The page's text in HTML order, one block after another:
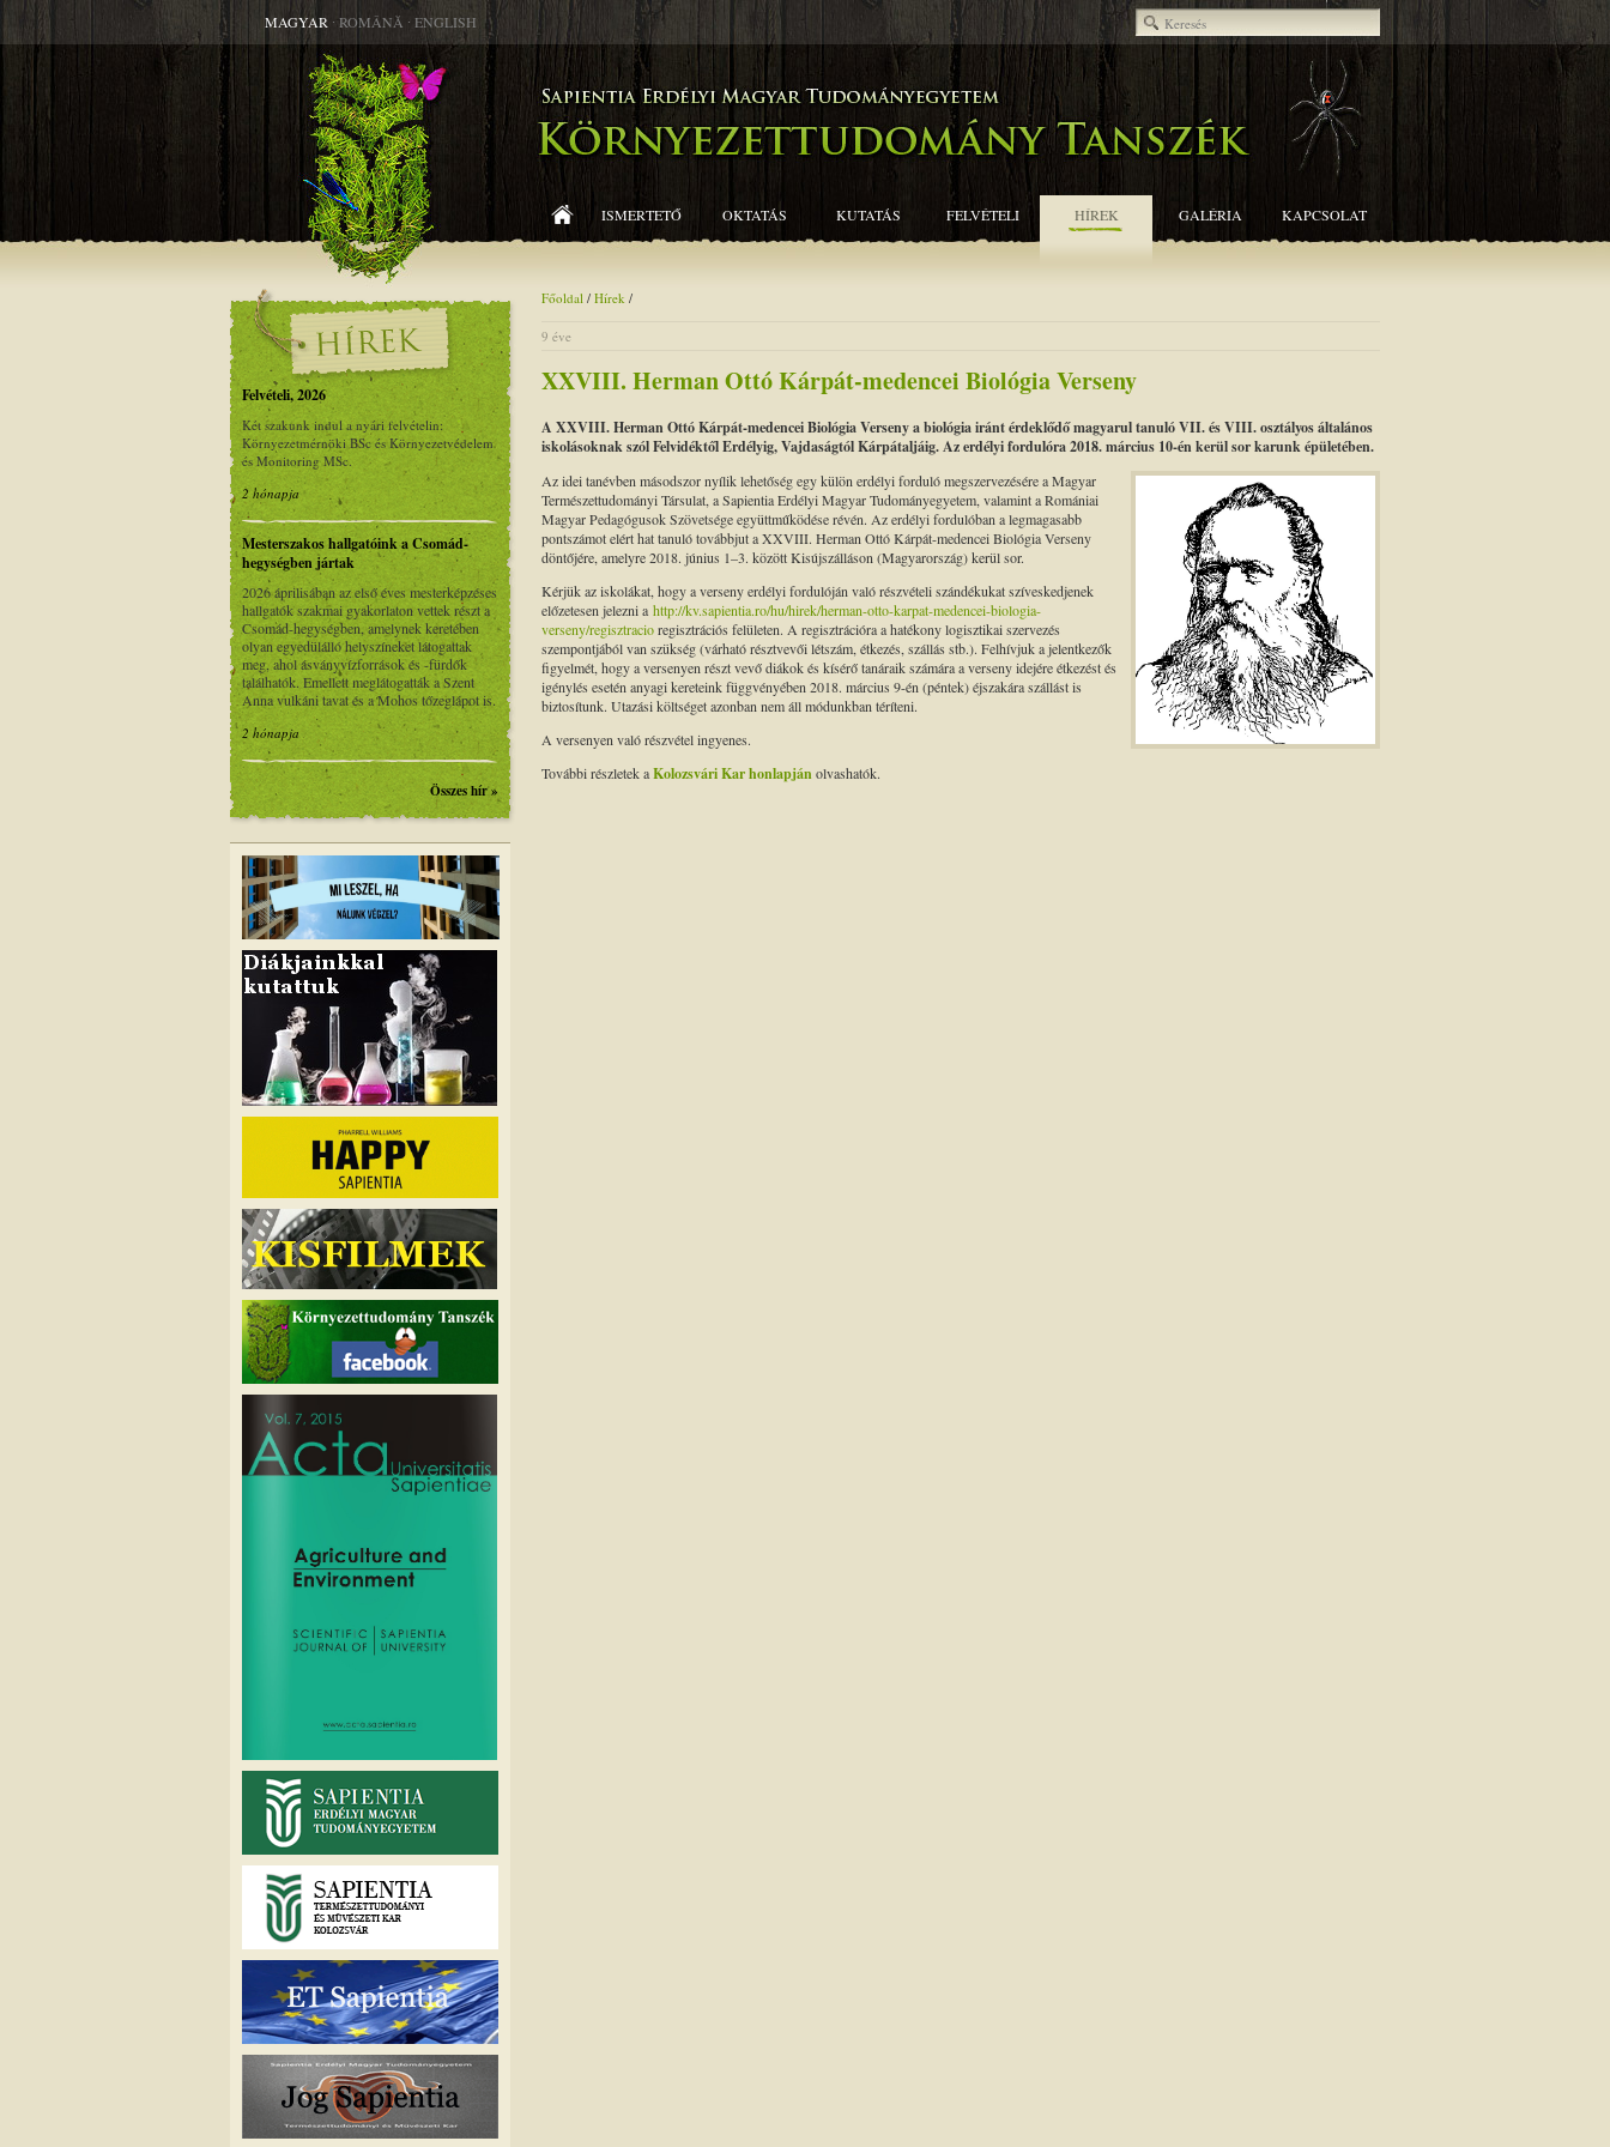
ISMERTETŐ OKTATÁS KUTATÁS FELVÉTELI HÍREK GALÉRIA KAPCSOLAT
MAGYAR ∙ ROMÂNĂ ∙ ENGLISH
Főoldal / Hírek /
9 éve
XXVIII. Herman Ottó Kárpát-medencei Biológia Verseny
A XXVIII. Herman Ottó Kárpát-medencei Biológia Verseny a biológia iránt érdeklődő magyarul tanuló VII. és VIII. osztályos általános
iskolásoknak szól Felvidéktől Erdélyig, Vajdaságtól Kárpátaljáig. Az erdélyi fordulóra 2018. március 10-én kerül sor karunk épületében.
Az idei tanévben másodszor nyílik lehetőség egy külön erdélyi forduló megszervezésére a Magyar
Természettudományi Társulat, a Sapientia Erdélyi Magyar Tudományegyetem, valamint a Romániai
Magyar Pedagógusok Szövetsége együttműködése révén. Az erdélyi fordulóban a legmagasabb
pontszámot elért hat tanuló továbbjut a XXVIII. Herman Ottó Kárpát-medencei Biológia Verseny
döntőjére, amelyre 2018. június 1–3. között Kisújszálláson (Magyarország) kerül sor.
Kérjük az iskolákat, hogy a verseny erdélyi fordulóján való részvételi szándékukat szíveskedjenek
előzetesen jelezni a http://kv.sapientia.ro/hu/hirek/herman-otto-karpat-medencei-biologia-
verseny/regisztracioregisztrációs felületen. A regisztrációra a hatékony logisztikai szervezés
szempontjából van szükség (várható résztvevői létszám, étkezés, szállás stb.). Felhívjuk a jelentkezők
figyelmét, hogy a versenyen részt vevő diákok és kísérő tanáraik számára a verseny idejére étkezést és
igénylés esetén anyagi kereteink függvényében 2018. március 9-én (péntek) éjszakára szállást is
biztosítunk. Utazási költséget azonban nem áll módunkban téríteni.
A versenyen való részvétel ingyenes.
További részletek aKolozsvári Kar honlapjánolvashatók.
Felvételi, 2026
Két szakunk indul a nyári felvételin:
Környezetmérnöki BSc és Környezetvédelem
és Monitoring MSc.
2 hónapja
Mesterszakos hallgatóink a Csomád-
hegységben jártak
2026 áprilisában az első éves mesterképzéses
hallgatók szakmai gyakorlaton vettek részt a
Csomád-hegységben, amelynek keretében
olyan egyedülálló helyszíneket látogattak
meg, ahol ásványvízforrások és -fürdők
találhatók. Emellett meglátogatták a Szent
Anna vulkáni tavat és a Mohos tőzeglápot is.
2 hónapja
Összes hír »